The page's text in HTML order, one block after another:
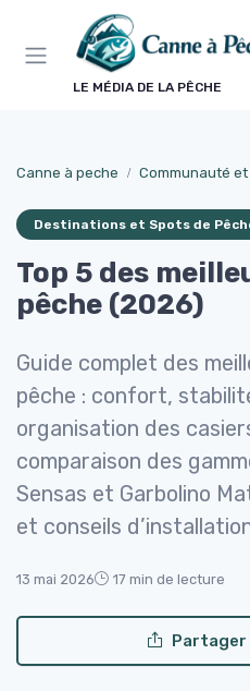
LE MÉDIA DE LA PÊCHE
Canne à peche Communauté
Destinations et Spots de
Top 5 des
pêche (2026)
Guide complet des
pêche : confort,
organisation des
comparaison des
Sensas et Garbolino
et conseils
13 mai 2026 17 min de lecture
Panneau de gestion des